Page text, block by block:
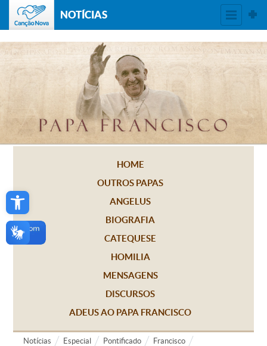
Open toolbar
NOTÍCIAS
HOME
OUTROS PAPAS
ANGELUS
BIOGRAFIA
CATEQUESE
HOMILIA
MENSAGENS
DISCURSOS
ADEUS AO PAPA FRANCISCO
Notícias Especial Pontificado Francisco